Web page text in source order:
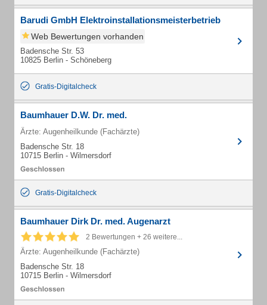
Barudi GmbH Elektroinstallationsmeisterbetrieb
Web Bewertungen vorhanden
Badensche Str. 53
10825 Berlin - Schöneberg
Gratis-Digitalcheck
Baumhauer D.W. Dr. med.
Ärzte: Augenheilkunde (Fachärzte)
Badensche Str. 18
10715 Berlin - Wilmersdorf
Gratis-Digitalcheck
Baumhauer Dirk Dr. med. Augenarzt
2 Bewertungen + 26 weitere...
Ärzte: Augenheilkunde (Fachärzte)
Badensche Str. 18
10715 Berlin - Wilmersdorf